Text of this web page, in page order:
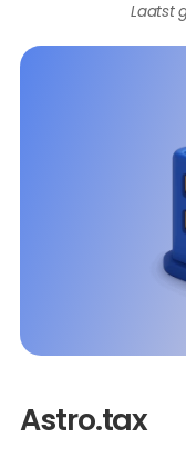
Laatst
Astro.tax